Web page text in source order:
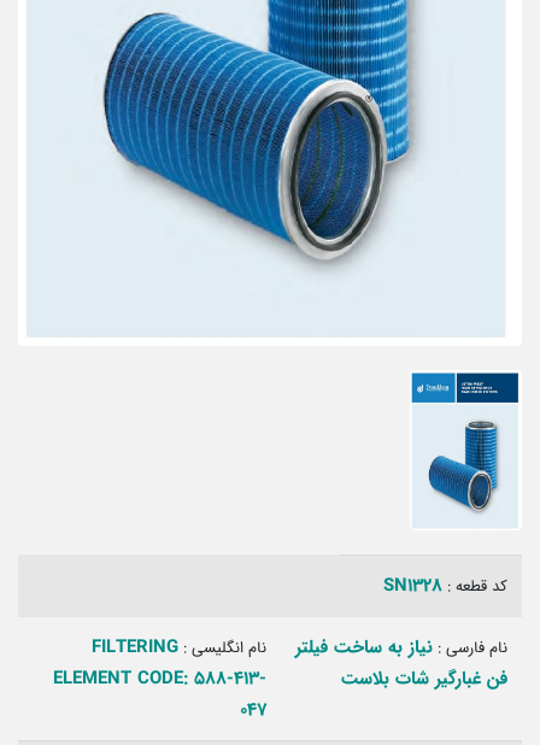
کد قطعه : SN1328
نام فارسی : نیاز به ساخت فیلتر
فن غبارگیر شات بلاست
نام انگلیسی : FILTERING
ELEMENT CODE: 588-413-
047